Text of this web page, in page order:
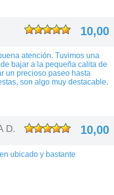
10,00
atención. Tuvimos una
bajar a la pequeña calita de
un precioso paseo hasta
son algo muy destacable.
D. 10,00
ubicado y bastante